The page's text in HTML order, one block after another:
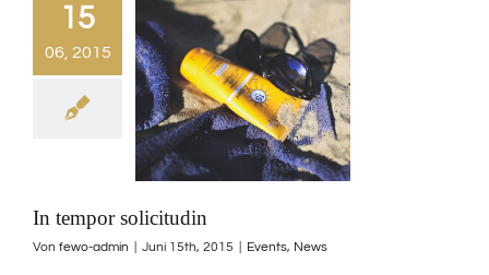
15
06, 2015
In tempor solicitudin
Von fewo-admin Juni 15th, 2015 Events, News